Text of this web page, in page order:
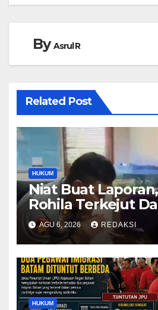
ByAsrul R
Related Post
HUKUM
Niat Buat
Rohila Terkejut
Bantuan dari
Kombes Pol Eddwi
AGU 6, 2026 REDAKSI
HUKUM